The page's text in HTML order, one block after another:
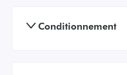
Conditionnement